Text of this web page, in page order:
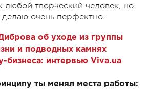
любой творческий человек, но
делаю очень перфектно.
об уходе из группы
и подводных камнях
бизнеса: интервью Viva.ua
ты менял места работы: